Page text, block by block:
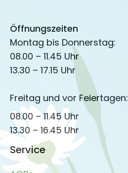
Öffnungszeiten
Montag bis Donnerstag:
08.00 – 11.45 Uhr
13.30 – 17.15 Uhr
Freitag und vor Feiertagen:
08.00 – 11.45 Uhr
13.30 – 16.45 Uhr
Service